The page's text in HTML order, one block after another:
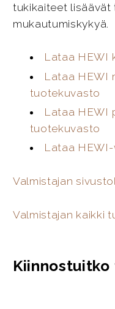
tukikaiteet
mukautumiskykyä.
Lataa HEWI
Lataa HEWI
tuotekuvasto
Lataa HEWI
tuotekuvasto
Lataa
Valmistajan
Valmistajan kaikki